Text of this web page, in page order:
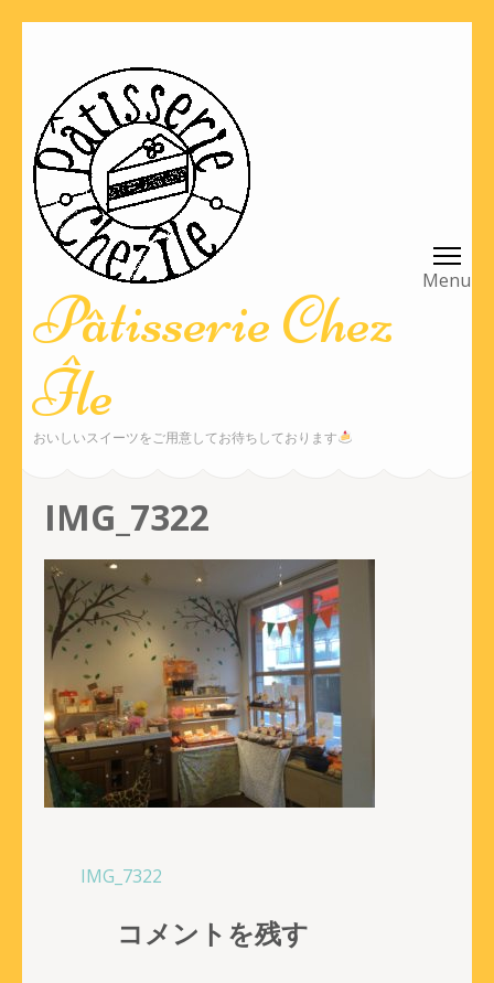
ツ
へ
(Enter
押
す)
Pâtisserie Chez
Île
おいしいスイーツをご用意してお待ちしております
IMG_7322
投
IMG_7322
コメントを残す